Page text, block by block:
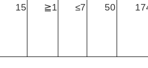
15 ≧1 ≤7 50